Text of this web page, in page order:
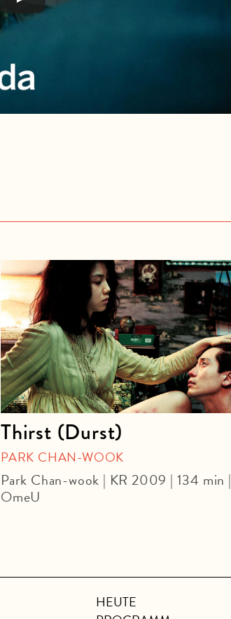
Thirst (Durst)
PARK CHAN-WOOK
Park Chan-wook | KR 2009 | 134 min |
OmeU
HEUTE